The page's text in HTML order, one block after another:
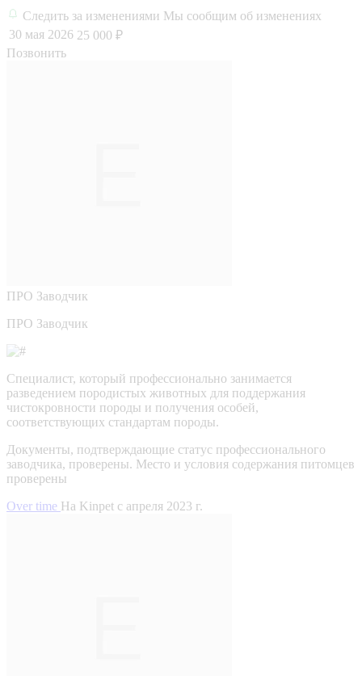
Следить за изменениями Мы сообщим об изменениях
30 мая 2026 25 000 ₽
Позвонить
ПРО Заводчик
ПРО Заводчик
Специалист, который профессионально занимается
разведением породистых животных для поддержания
чистокровности породы и получения особей,
соответствующих стандартам породы.
Документы, подтверждающие статус профессионального
заводчика, проверены. Место и условия содержания питомцев
проверены
Over time На Kinpet c апреля 2023 г.